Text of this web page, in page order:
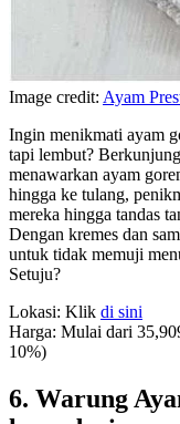
Image credit: Ayam
Ingin menikmati ayam
tapi lembut?
menawarkan ayam
hingga ke tulang,
mereka hingga tandas
Dengan kremes dan
untuk tidak memuji
Setuju?
Lokasi: Klik di sini
Harga: Mulai dari
10%)
6. Warung